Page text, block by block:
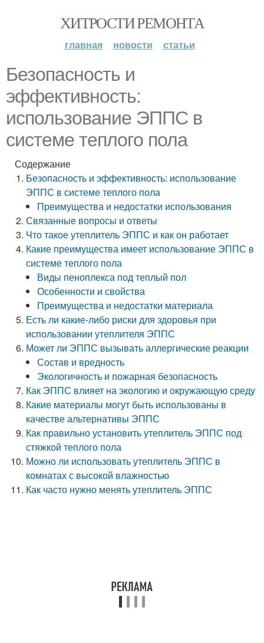
ХИТРОСТИ РЕМОНТА
главная новости статьи
Безопасность и
эффективность:
использование ЭППС в
системе теплого пола
Содержание
Безопасность и эффективность: использование
ЭППС в системе теплого пола
Преимущества и недостатки использования
Связанные вопросы и ответы
Что такое утеплитель ЭППС и как он работает
Какие преимущества имеет использование ЭППС в
системе теплого пола
Виды пеноплекса под теплый пол
Особенности и свойства
Преимущества и недостатки материала
Есть ли какие-либо риски для здоровья при
использовании утеплителя ЭППС
Может ли ЭППС вызывать аллергические реакции
Состав и вредность
Экологичность и пожарная безопасность
Как ЭППС влияет на экологию и окружающую среду
Какие материалы могут быть использованы в
качестве альтернативы ЭППС
Как правильно установить утеплитель ЭППС под
стяжкой теплого пола
Можно ли использовать утеплитель ЭППС в
комнатах с высокой влажностью
Как часто нужно менять утеплитель ЭППС